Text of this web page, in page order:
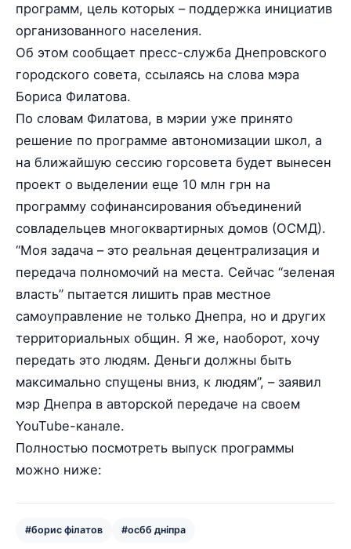
программ, цель которых – поддержка инициатив
организованного населения.
Об этом сообщает пресс-служба Днепровского
городского совета, ссылаясь на слова мэра
Бориса Филатова.
По словам Филатова, в мэрии уже принято
решение по программе автономизации школ, а
на ближайшую сессию горсовета будет вынесен
проект о выделении еще 10 млн грн на
программу софинансирования объединений
совладельцев многоквартирных домов (ОСМД).
“Моя задача – это реальная децентрализация и
передача полномочий на места. Сейчас “зеленая
власть” пытается лишить прав местное
самоуправление не только Днепра, но и других
территориальных общин. Я же, наоборот, хочу
передать это людям. Деньги должны быть
максимально спущены вниз, к людям”, – заявил
мэр Днепра в авторской передаче на своем
YouTube-канале.
Полностью посмотреть выпуск программы
можно ниже:
#борис філатов #осбб дніпра